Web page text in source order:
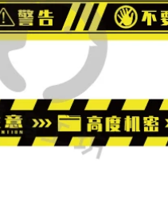
203,000
Băng cảnh báo từ
màu xanh lá cây
màu trắng Băng
đóng gói 4.2 Độ dày
có sẵn 2.4 Băng đen
193,000
10 khối dừng Đỏ /
Đen / Cảnh báo
Cảnh báo / In Băng